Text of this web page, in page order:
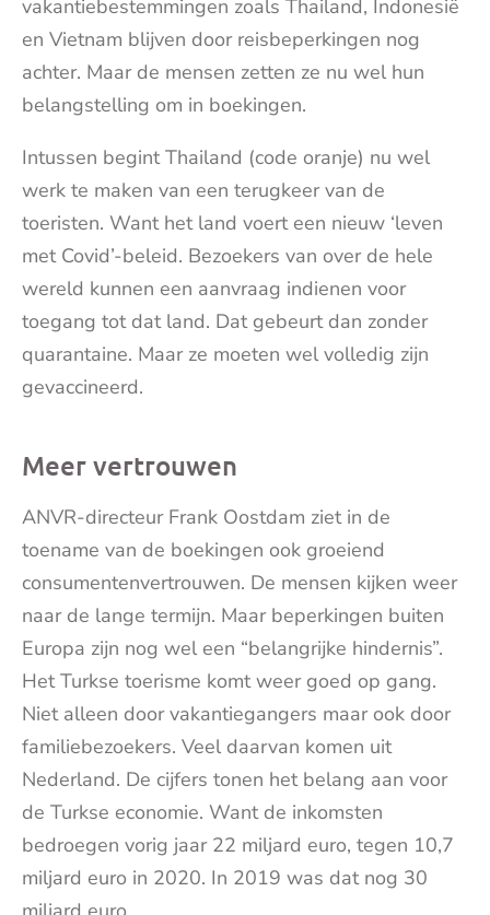
vakantiebestemmingen zoals Thailand, Indonesië
en Vietnam blijven door reisbeperkingen nog
achter. Maar de mensen zetten ze nu wel hun
belangstelling om in boekingen.
Intussen begint Thailand (code oranje) nu wel
werk te maken van een terugkeer van de
toeristen. Want het land voert een nieuw ‘leven
met Covid’-beleid. Bezoekers van over de hele
wereld kunnen een aanvraag indienen voor
toegang tot dat land. Dat gebeurt dan zonder
quarantaine. Maar ze moeten wel volledig zijn
gevaccineerd.
Meer vertrouwen
ANVR-directeur Frank Oostdam ziet in de
toename van de boekingen ook groeiend
consumentenvertrouwen. De mensen kijken weer
naar de lange termijn. Maar beperkingen buiten
Europa zijn nog wel een “belangrijke hindernis”.
Het Turkse toerisme komt weer goed op gang.
Niet alleen door vakantiegangers maar ook door
familiebezoekers. Veel daarvan komen uit
Nederland. De cijfers tonen het belang aan voor
de Turkse economie. Want de inkomsten
bedroegen vorig jaar 22 miljard euro, tegen 10,7
miljard euro in 2020. In 2019 was dat nog 30